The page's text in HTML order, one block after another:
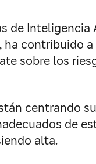
de
ha contribuido
sobre los
centrando
de
alta.